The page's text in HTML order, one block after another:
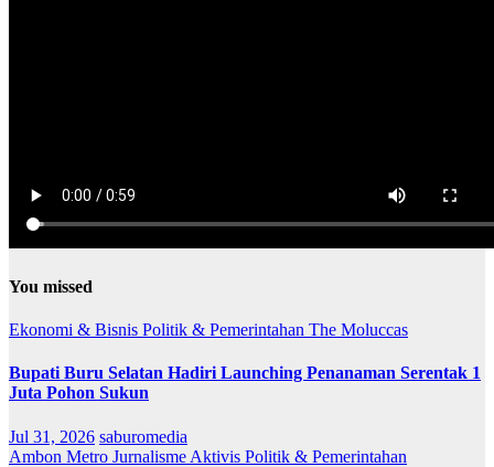
You missed
Ekonomi & Bisnis Politik & Pemerintahan The Moluccas
Bupati Buru Selatan Hadiri Launching Penanaman Serentak 1
Juta Pohon Sukun
Jul 31, 2026 saburomedia
Ambon Metro Jurnalisme Aktivis Politik & Pemerintahan